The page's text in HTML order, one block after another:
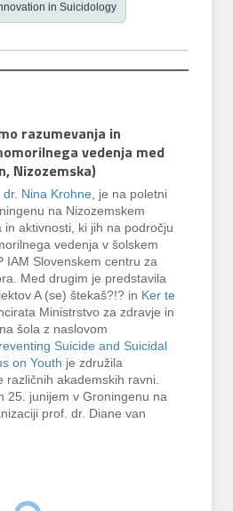
in Suicidology
razumevanja in
vedenja med
Nizozemska)
dr. Nina Krohne, je na poletni
na Nizozemskem
in aktivnosti, ki jih na področju
vedenja v šolskem
IAM Slovenskem centru za
Med drugim je predstavila
A (se) štekaš?!? in Ker te
Ministrstvo za zdravje in
šola z naslovom
Suicide and Suicidal
on Youth je združila
različnih akademskih ravni.
25. junijem v Groningenu na
prof. dr. Diane van